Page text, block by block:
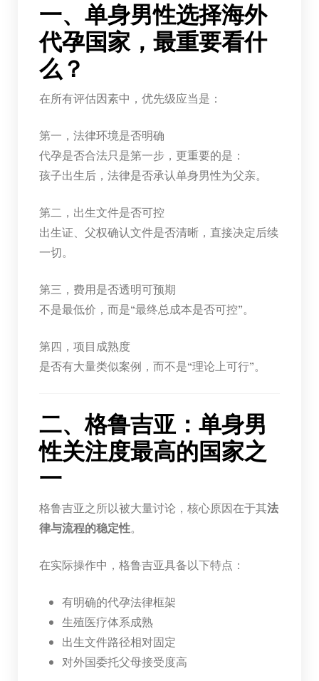
一、单身男性选择海外
代孕国家，最重要看什
么？
在所有评估因素中，优先级应当是：
第一，法律环境是否明确
代孕是否合法只是第一步，更重要的是：
孩子出生后，法律是否承认单身男性为父亲。
第二，出生文件是否可控
出生证、父权确认文件是否清晰，直接决定后续
一切。
第三，费用是否透明可预期
不是最低价，而是“最终总成本是否可控”。
第四，项目成熟度
是否有大量类似案例，而不是“理论上可行”。
二、格鲁吉亚：单身男
性关注度最高的国家之
一
格鲁吉亚之所以被大量讨论，核心原因在于其法
律与流程的稳定性。
在实际操作中，格鲁吉亚具备以下特点：
有明确的代孕法律框架
生殖医疗体系成熟
出生文件路径相对固定
对外国委托父母接受度高